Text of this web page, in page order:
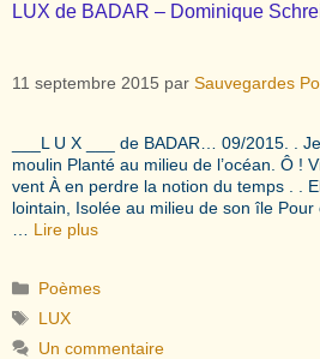
LUX de BADAR – Dominique
11 septembre 2015 par Sauvegardes
___L U X ___ de BADAR… 09/2015. .
moulin Planté au milieu de l’océan. Ô !
vent À en perdre la notion du temps . .
lointain, Isolée au milieu de son île
Lire plus
Catégories
Poèmes
Étiquettes
LUX
Un commentaire